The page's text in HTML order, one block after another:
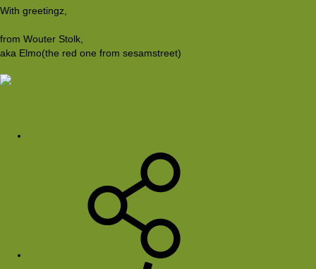
With greetingz,
from Wouter Stolk,
aka Elmo(the red one from sesamstreet)